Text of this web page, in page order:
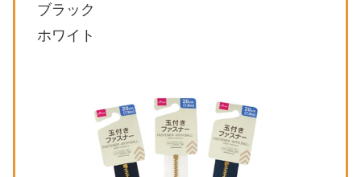
ブラック
ホワイト